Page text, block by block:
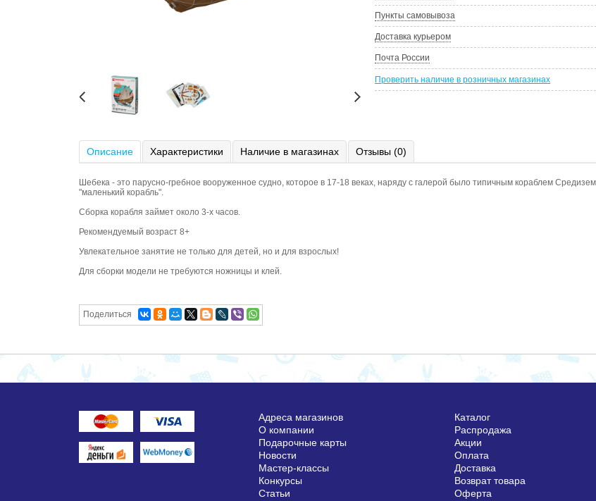
Пункты самовывоза
Доставка курьером
Почта России
Проверить наличие в розничных магазинах
Описание Характеристики Наличие в магазинах Отзывы (0)
Шебека - это парусно-гребное вооруженное судно, которое в 17-18 веках, наряду с галерой было типичным кораблем
"маленький корабль".
Сборка корабля займет около 3-х часов.
Рекомендуемый возраст 8+
Увлекательное занятие не только для детей, но и для взрослых!
Для сборки модели не требуются ножницы и клей.
Поделиться
Адреса магазинов
О компании
Подарочные карты
Новости
Мастер-классы
Конкурсы
Статьи
Каталог
Распродажа
Акции
Оплата
Доставка
Возврат товара
Оферта